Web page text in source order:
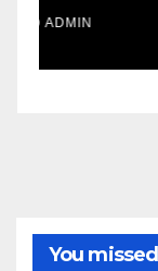
killer
9
You missed